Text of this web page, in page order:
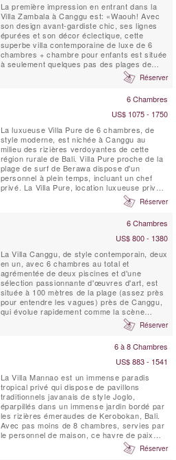
La première impression en entrant dans la
Villa Zambala à Canggu est: «Waouh! Avec
son design avant-gardiste chic, ses lignes
épurées et son décor éclectique, cette
superbe villa contemporaine de luxe de 6
chambres + chambre pour enfants est située
à seulement quelques pas des plages de
sable de Berawa Beach à Canggu. La Villa
Zambala constitue un nouvel ajout locatif
Parfait pour les familles ou les groupes
Réserver
6 Chambres
US$ 1075 - 1750
La luxueuse Villa Pure de 6 chambres, de
style moderne, est nichée à Canggu au
milieu des rizières verdoyantes de cette
région rurale de Bali. Villa Pure proche de la
plage de surf de Berawa dispose d'un
personnel à plein temps, incluant un chef
privé. La Villa Pure, location luxueuse privée,
dispose de grands jardins tropicaux, d'une
piscine de 15 mètres avec une grande
équipée, de chambres spacieuses et
Réserver
6 Chambres
US$ 800 - 1380
La Villa Canggu, de style contemporain, deux
en un, avec 6 chambres au total et
agrémentée de deux piscines et d'une
sélection passionnante d'œuvres d'art, est
située à 100 mètres de la plage (assez près
pour entendre les vagues) près de Canggu,
qui évolue rapidement comme la scène
balnéaire la plus branchée de Bali. Le
complexe Villa Canggu est divisé en deux
louées conjointement ou indépendamment :
Réserver
6 à 8 Chambres
US$ 883 - 1541
La Villa Mannao est un immense paradis
tropical privé qui dispose de pavillons
traditionnels javanais de style Joglo,
éparpillés dans un immense jardin bordé par
les rizières émeraudes de Kerobokan, Bali.
Avec pas moins de 8 chambres, servies par
le personnel de maison, ce havre de paix
pour les vacances est conçu pour des
familles nombreuses ou des groupes d'amis,
Réserver